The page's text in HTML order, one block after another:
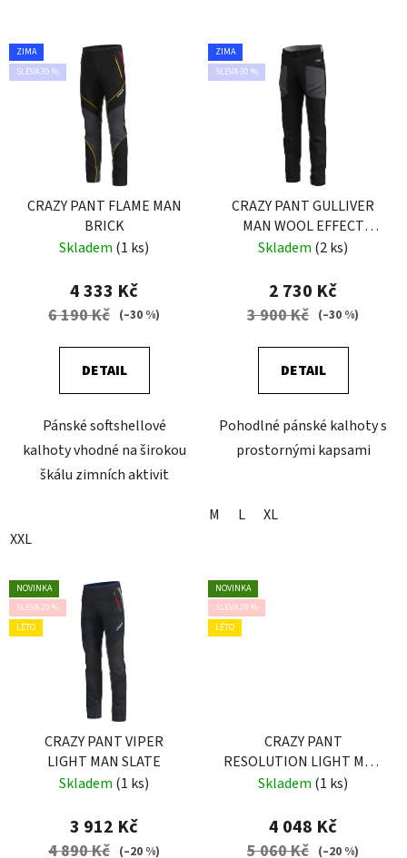
ZIMA
SLEVA 30 %
CRAZY PANT FLAME MAN
BRICK
Skladem (1 ks)
4 333 Kč
6 190 Kč (–30 %)
DETAIL
Pánské softshellové
kalhoty vhodné na širokou
škálu zimních aktivit
XXL
ZIMA
SLEVA 30 %
CRAZY PANT GULLIVER
MAN WOOL EFFECT
DARK GRAY
Skladem (2 ks)
2 730 Kč
3 900 Kč (–30 %)
DETAIL
Pohodlné pánské kalhoty s
prostornými kapsami
M L XL
NOVINKA
SLEVA 20 %
LÉTO
CRAZY PANT VIPER
LIGHT MAN SLATE
Skladem (1 ks)
3 912 Kč
4 890 Kč (–20 %)
NOVINKA
SLEVA 20 %
LÉTO
CRAZY PANT
RESOLUTION LIGHT MAN
SLATE-BLACK
Skladem (1 ks)
4 048 Kč
5 060 Kč (–20 %)